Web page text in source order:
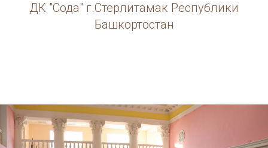
ДК "Сода" г.Стерлитамак Республики
Башкортостан